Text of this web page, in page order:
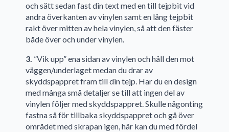
och sätt sedan fast din text med en till tejpbit vid
andra överkanten av vinylen samt en lång tejpbit
rakt över mitten av hela vinylen, så att den fäster
både över och under vinylen.
3. ”Vik upp” ena sidan av vinylen och håll den mot
väggen/underlaget medan du drar av
skyddspappret fram till din tejp. Har du en design
med många små detaljer se till att ingen del av
vinylen följer med skyddspappret. Skulle någonting
fastna så för tillbaka skyddspappret och gå över
området med skrapan igen, här kan du med fördel